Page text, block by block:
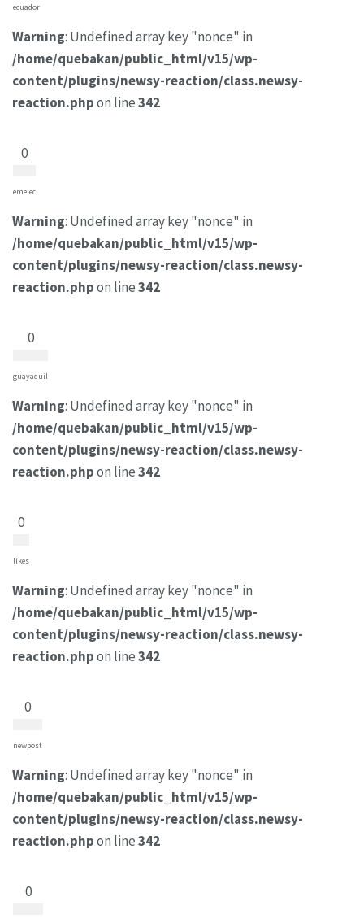
ecuador
Warning: Undefined array key "nonce" in
/home/quebakan/public_html/v15/wp-
content/plugins/newsy-reaction/class.newsy-
reaction.phpon line342
0
emelec
Warning: Undefined array key "nonce" in
/home/quebakan/public_html/v15/wp-
content/plugins/newsy-reaction/class.newsy-
reaction.phpon line342
0
guayaquil
Warning: Undefined array key "nonce" in
/home/quebakan/public_html/v15/wp-
content/plugins/newsy-reaction/class.newsy-
reaction.phpon line342
0
likes
Warning: Undefined array key "nonce" in
/home/quebakan/public_html/v15/wp-
content/plugins/newsy-reaction/class.newsy-
reaction.phpon line342
0
newpost
Warning: Undefined array key "nonce" in
/home/quebakan/public_html/v15/wp-
content/plugins/newsy-reaction/class.newsy-
reaction.phpon line342
0